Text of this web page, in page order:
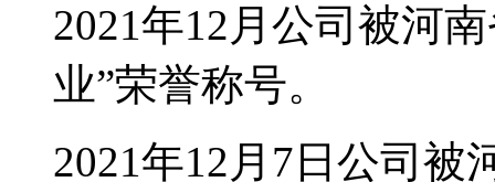
2021年12月公司被河
业”荣誉称号。
2021年12月7日公司被